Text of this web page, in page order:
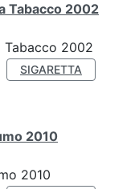
Tabacco 2002
Tabacco 2002
SIGARETTA
2010
2010